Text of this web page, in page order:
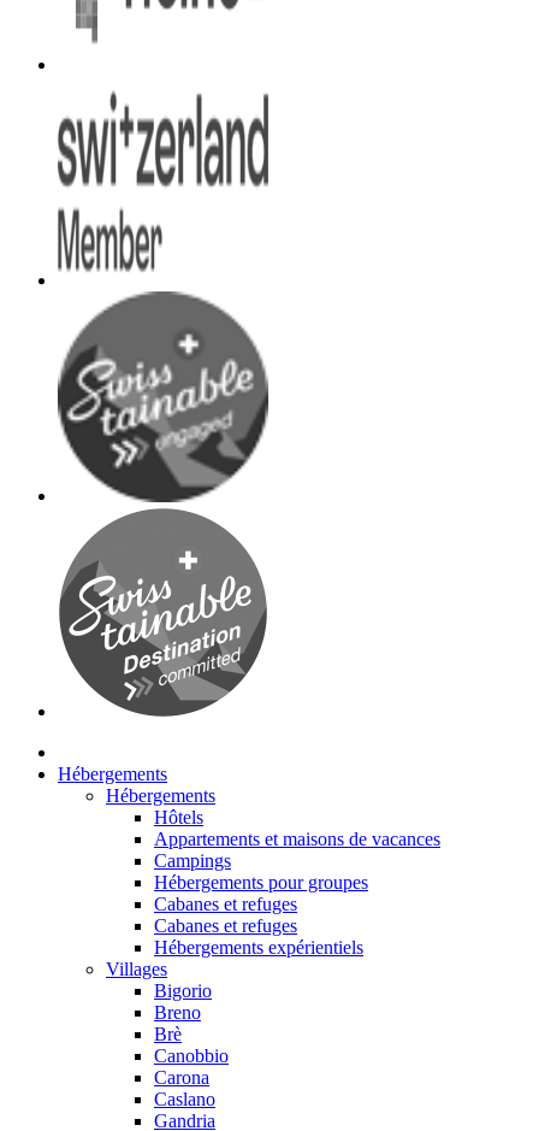
Hébergements
Hébergements
Hôtels
Appartements et maisons de vacances
Campings
Hébergements pour groupes
Cabanes et refuges
Cabanes et refuges
Hébergements expérientiels
Villages
Bigorio
Breno
Brè
Canobbio
Carona
Caslano
Gandria